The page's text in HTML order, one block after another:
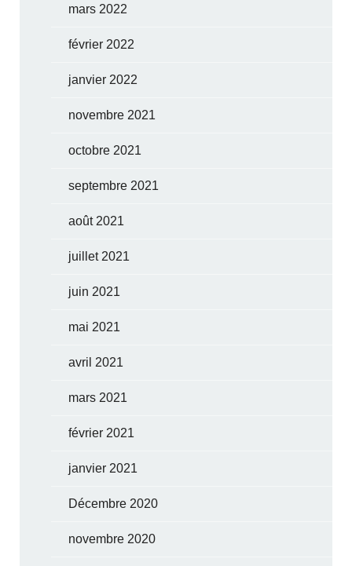
mars 2022
février 2022
janvier 2022
novembre 2021
octobre 2021
septembre 2021
août 2021
juillet 2021
juin 2021
mai 2021
avril 2021
mars 2021
février 2021
janvier 2021
Décembre 2020
novembre 2020